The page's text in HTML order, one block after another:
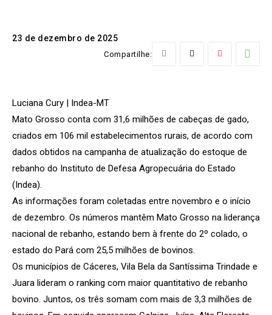
23 de dezembro de 2025
Compartilhe:
Luciana Cury | Indea-MT
Mato Grosso conta com 31,6 milhões de cabeças de gado,
criados em 106 mil estabelecimentos rurais, de acordo com
dados obtidos na campanha de atualização do estoque de
rebanho do Instituto de Defesa Agropecuária do Estado
(Indea).
As informações foram coletadas entre novembro e o início
de dezembro. Os números mantêm Mato Grosso na liderança
nacional de rebanho, estando bem à frente do 2º colado, o
estado do Pará com 25,5 milhões de bovinos.
Os municípios de Cáceres, Vila Bela da Santíssima Trindade e
Juara lideram o ranking com maior quantitativo de rebanho
bovino. Juntos, os três somam com mais de 3,3 milhões de